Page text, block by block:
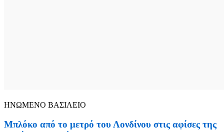
ΗΝΩΜΕΝΟ ΒΑΣΙΛΕΙΟ
Μπλόκο από το μετρό του Λονδίνου στις αφίσες της